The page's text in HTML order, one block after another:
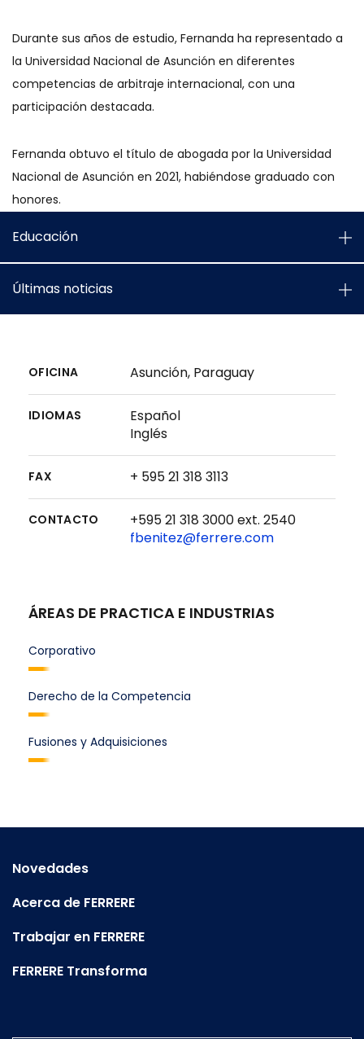
Durante sus años de estudio, Fernanda ha representado a
la Universidad Nacional de Asunción en diferentes
competencias de arbitraje internacional, con una
participación destacada.
Fernanda obtuvo el título de abogada por la Universidad
Nacional de Asunción en 2021, habiéndose graduado con
honores.
Educación
Últimas noticias
OFICINA Asunción, Paraguay
IDIOMAS
Español
Inglés
FAX + 595 21 318 3113
CONTACTO
+595 21 318 3000 ext. 2540
fbenitez@ferrere.com
ÁREAS DE PRACTICA E INDUSTRIAS
Corporativo
Derecho de la Competencia
Fusiones y Adquisiciones
Novedades
Acerca de FERRERE
Trabajar en FERRERE
FERRERE Transforma